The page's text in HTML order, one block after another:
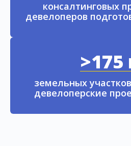
консалтинговых
девелоперов
>175
земельных
девелоперские